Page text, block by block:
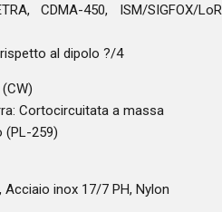
CDMA-450, ISM/SIGFOX/
al dipolo ?/4
Cortocircuitata a massa
(PL-259)
inox 17/7 PH, Nylon